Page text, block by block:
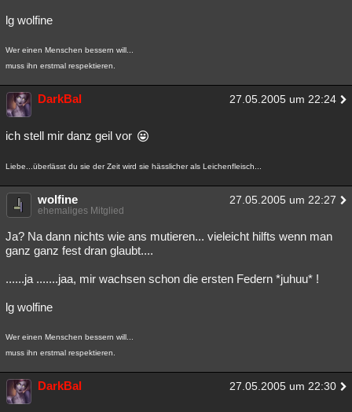
lg wolfine
Wer einen Menschen bessern will...
muss ihn erstmal respektieren.
DarkBal 27.05.2005 um 22:24
ich stell mir danz geil vor
Liebe...überlässt du sie der Zeit wird sie hässlicher als Leichenfleisch...
wolfine 27.05.2005 um 22:27
ehemaliges Mitglied
Ja? Na dann nichts wie ans mutieren... vieleicht hilfts wenn man
ganz ganz fest dran glaubt....
......ja .......jaa, mir wachsen schon die ersten Federn *juhuu* !
lg wolfine
Wer einen Menschen bessern will...
muss ihn erstmal respektieren.
DarkBal 27.05.2005 um 22:30